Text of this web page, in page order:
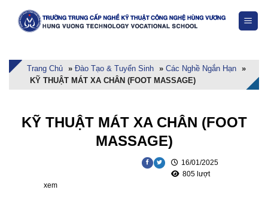
Trang Chủ » Đào Tạo & Tuyển Sinh » Các Nghề Ngắn Hạn »
KỸ THUẬT MÁT XA CHÂN (FOOT MASSAGE)
KỸ THUẬT MÁT XA CHÂN (FOOT
MASSAGE)
16/01/2025
805 lượt
xem